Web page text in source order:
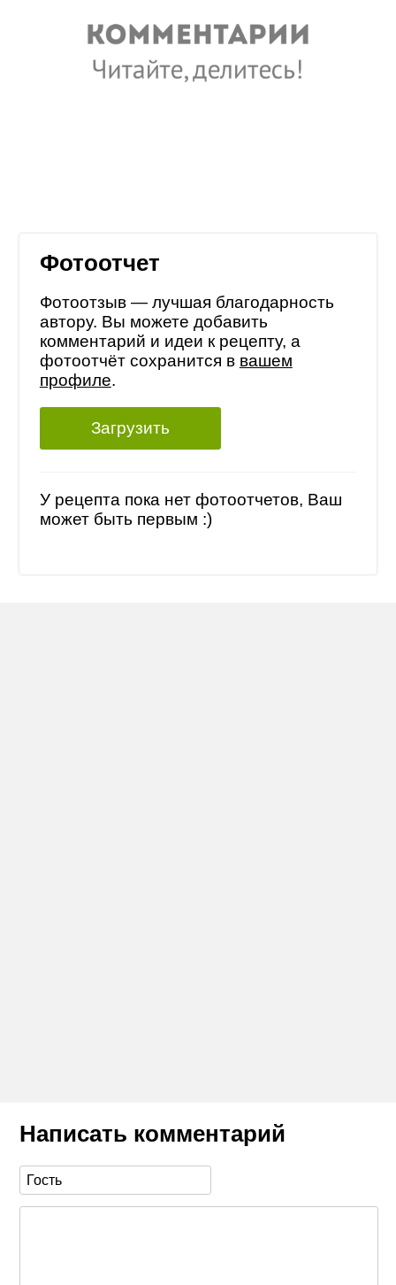
Фотоотчет
Фотоотзыв — лучшая благодарность
автору. Вы можете добавить
комментарий и идеи к рецепту, а
фотоотчёт сохранится в вашем
профиле.
Загрузить
У рецепта пока нет фотоотчетов, Ваш
может быть первым :)
Написать комментарий